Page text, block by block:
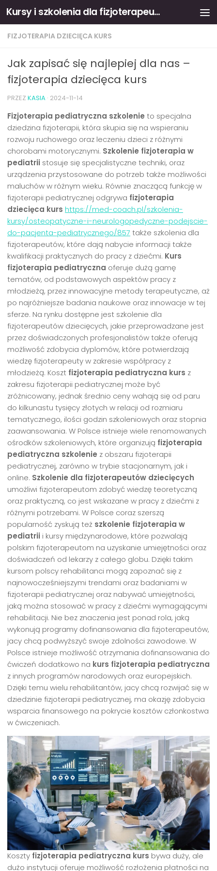
Skip to content Kursy i szkolenia dla fizjoterapeutów
FIZJOTERAPIA DZIECIĘCA KURS
Jak zapisać się najlepiej dla nas –
fizjoterapia dziecięca kurs
PRZEZ KASIA · 2024-11-14
Fizjoterapia pediatryczna szkolenie to specjalna
dziedzina fizjoterapii, która skupia się na wspieraniu
rozwoju ruchowego oraz leczeniu dzieci z różnymi
chorobami motorycznymi. Szkolenie fizjoterapia w
pediatrii stosuje się specjalistyczne techniki, oraz
urządzenia przystosowane do potrzeb także możliwości
maluchów w różnym wieku. Równie znaczącą funkcję w
fizjoterapii pediatrycznej odgrywa fizjoterapia
dziecięca kurs https://med-coach.pl/szkolenia-
kursy/osteopatyczne-i-neurologopedyczne-podejscie-
do-pacjenta-pediatrycznego/857 także szkolenia dla
fizjoterapeutów, które dają nabycie informacji także
kwalifikacji praktycznych do pracy z dziećmi. Kurs
fizjoterapia pediatryczna oferuje dużą gamę
tematów, od podstawowych aspektów pracy z
młodzieżą, przez innowacyjne metody terapeutyczne, aż
po najróżniejsze badania naukowe oraz innowacje w tej
sferze. Na rynku dostępne jest szkolenie dla
fizjoterapeutów dziecięcych, jakie przeprowadzane jest
przez doświadczonych profesjonalistów także oferują
możliwość zdobycia dyplomów, które potwierdzają
wiedzę fizjoterapeuty w zakresie współpracy z
młodzieżą. Koszt fizjoterapia pediatryczna kurs z
zakresu fizjoterapii pediatrycznej może być
zróżnicowany, jednak średnio ceny wahają się od paru
do kilkunastu tysięcy złotych w relacji od rozmiaru
tematycznego, ilości godzin szkoleniowych oraz stopnia
zaawansowania. W Polsce istnieje wiele renomowanych
ośrodków szkoleniowych, które organizują fizjoterapia
pediatryczna szkolenie z obszaru fizjoterapii
pediatrycznej, zarówno w trybie stacjonarnym, jak i
online. Szkolenie dla fizjoterapeutów dziecięcych
umożliwi fizjoterapeutom zdobyć wiedzę teoretyczną
oraz praktyczną, co jest wskazane w pracy z dziećmi z
różnymi potrzebami. W Polsce coraz szerszą
popularność zyskują też szkolenie fizjoterapia w
pediatrii i kursy międzynarodowe, które pozwalają
polskim fizjoterapeutom na uzyskanie umiejętności oraz
doświadczeń od lekarzy z całego globu. Dzięki takim
kursom polscy rehabilitanci mogą zapoznać się z
najnowocześniejszymi trendami oraz badaniami w
fizjoterapii pediatrycznej oraz nabywać umiejętności,
jaką można stosować w pracy z dziećmi wymagającymi
rehabilitacji. Nie bez znaczenia jest ponad rola, jaką
wykonują programy dofinansowania dla fizjoterapeutów,
jacy chcą podwyższyć swoje zdolności zawodowe. W
Polsce istnieje możliwość otrzymania dofinansowania do
ćwiczeń dodatkowo na kurs fizjoterapia pediatryczna
z innych programów narodowych oraz europejskich.
Dzięki temu wielu rehabilitantów, jacy chcą rozwijać się w
dziedzinie fizjoterapii pediatrycznej, ma okazję zdobycia
wsparcia finansowego na pokrycie kosztów członkostwa
w ćwiczeniach.
Koszty fizjoterapia pediatryczna kurs bywa duży, ale
dużo instytucji oferuje możliwość rozłożenia płatności na